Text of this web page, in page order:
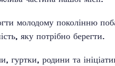
молодому поколінню
яку потрібно берегти.
гуртки, родини та